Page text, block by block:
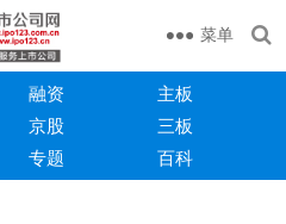
菜单
融资
主板
京股
三板
专题 百科